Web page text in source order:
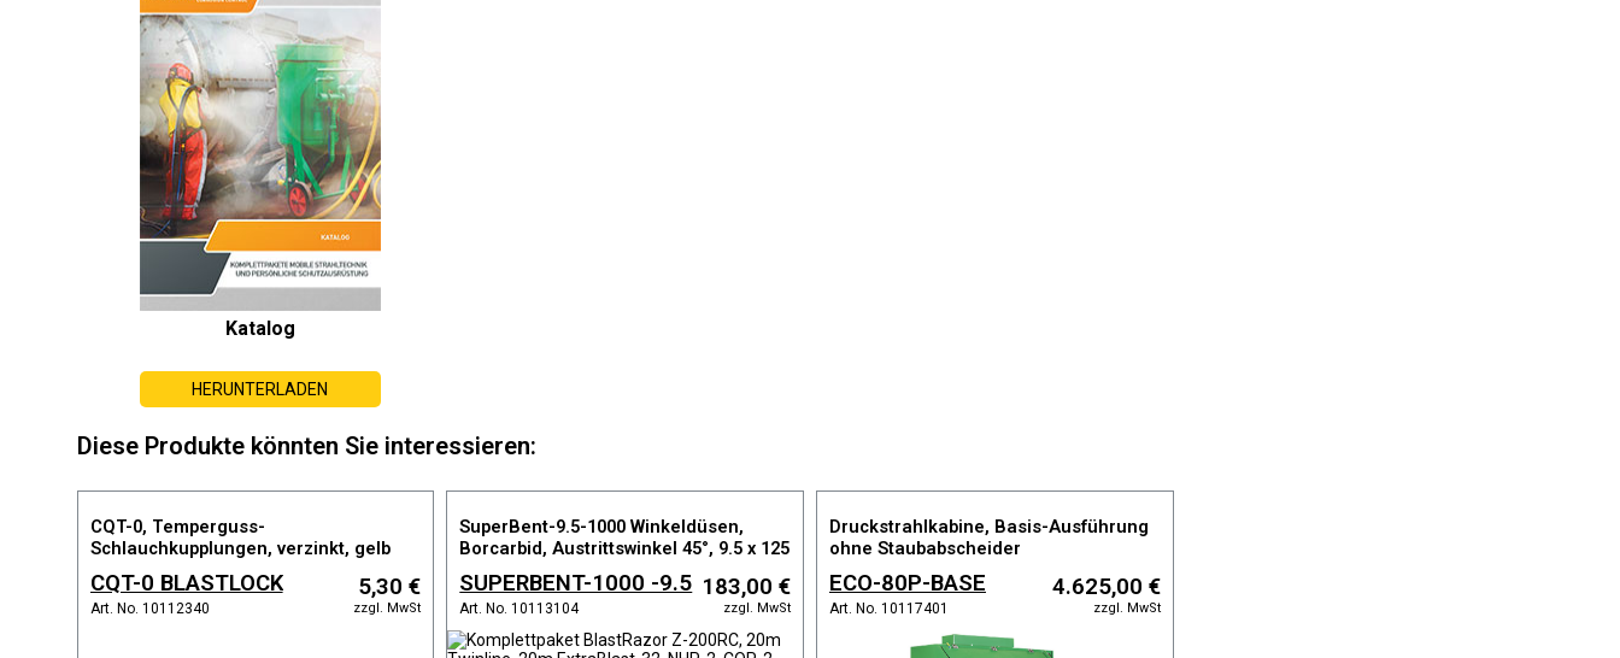
Katalog
HERUNTERLADEN
Diese Produkte könnten Sie interessieren:
CQT-0, Temperguss-
Schlauchkupplungen, verzinkt, gelb
passiviert für Schlauch 13x27mm
CQT-0 BLASTLOCK
Art. No. 10112340
5,30 €
zzgl. MwSt
SuperBent-9.5-1000 Winkeldüsen,
Borcarbid, Austrittswinkel 45°, 9.5 x 125
mm
SUPERBENT-1000 -9.5
Art. No. 10113104
183,00 €
zzgl. MwSt
Druckstrahlkabine, Basis-Ausführung
ohne Staubabscheider
ECO-80P-BASE
Art. No. 10117401
4.625,00 €
zzgl. MwSt